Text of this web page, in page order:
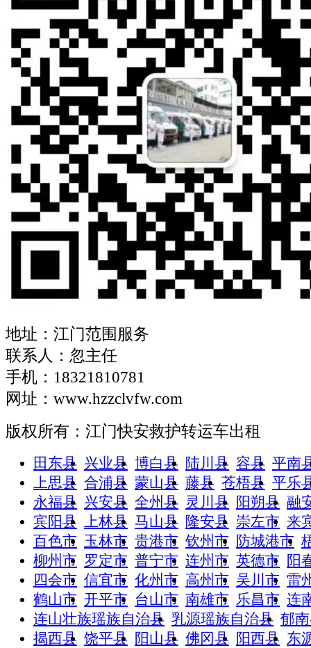
地址：江门范围服务
联系人：忽主任
手机：18321810781
网址：www.hzzclvfw.com
版权所有：江门快安救护转运车出租
田东县 兴业县 博白县 陆川县 容县 平南
上思县 合浦县 蒙山县 藤县 苍梧县 平乐
永福县 兴安县 全州县 灵川县 阳朔县 融
宾阳县
上林县 马山县 隆安县 崇左市 来
百色市 玉林市 贵港市 钦州市 防城港市
柳州市 罗定市 普宁市 连州市 英德市 阳
四会市 信宜市 化州市 高州市 吴川市 雷
鹤山市 开平市 台山市 南雄市 乐昌市 连
连山壮族瑶族自治县 乳源瑶族自治县 郁
揭西县 饶平县 阳山县 佛冈县 阳西县 东